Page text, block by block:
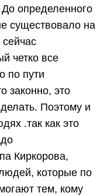
определенного
существовало на
четко все
по пути
законно, это
Поэтому и
.так как это
Киркорова,
которые по
тем, кому